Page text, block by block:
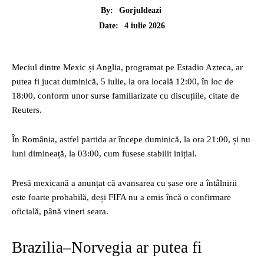
By:
Gorjuldeazi
Date:
4 iulie 2026
Meciul dintre Mexic și Anglia, programat pe Estadio Azteca, ar
putea fi jucat duminică, 5 iulie, la ora locală 12:00, în loc de
18:00, conform unor surse familiarizate cu discuțiile, citate de
Reuters.
În România, astfel partida ar începe duminică, la ora 21:00, și nu
luni dimineață, la 03:00, cum fusese stabilit inițial.
Presă mexicană a anunțat că avansarea cu șase ore a întâlnirii
este foarte probabilă, deși FIFA nu a emis încă o confirmare
oficială, până vineri seara.
Brazilia–Norvegia ar putea fi